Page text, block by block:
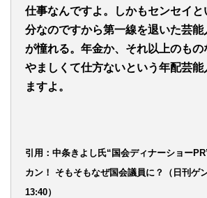
仕事なんですよ。しかもセンセイ
分なのですから第一線を退いた芸能
が憧れる。年金か、それ以上のもの
やましくて仕方ないという年配芸
ますよ。
引用：中条きよし氏“国会ディナーショー
カン！ そもそもなぜ国会議員に？（日刊ゲ
13:40）